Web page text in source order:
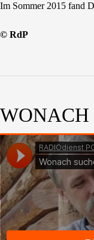
Im Sommer 2015 fand
© RdP
WONACH